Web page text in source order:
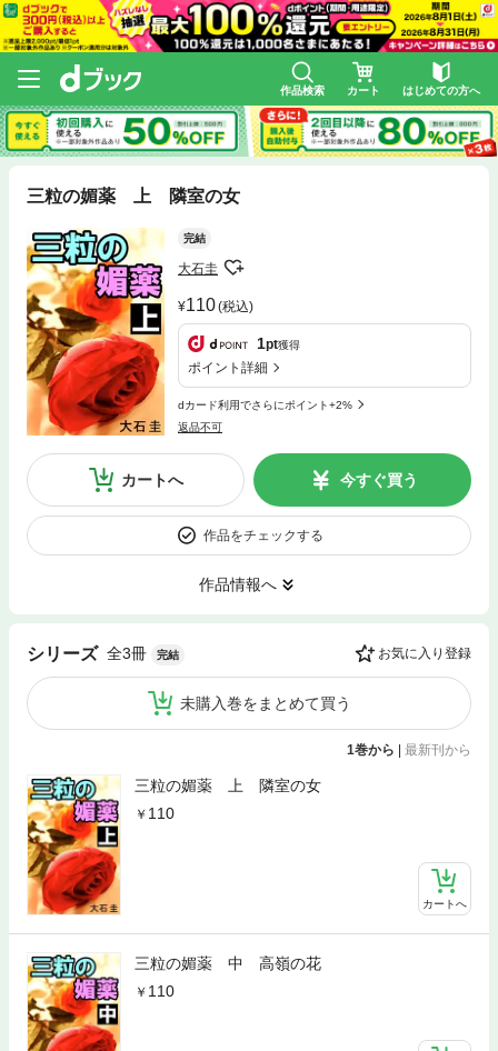
作品検索 カート はじめての方へ
三粒の媚薬 上 隣室の女
完結
大石圭
110(税込)
1pt獲得
ポイント詳細
dカード利用でさらにポイント+2%
返品不可
カートへ 今すぐ買う
作品をチェックする
作品情報へ
シリーズ 全3冊 完結 お気に入り登録
未購入巻をまとめて買う
1巻から 最新刊から
三粒の媚薬 上 隣室の女
110
カートへ
三粒の媚薬 中 高嶺の花
110